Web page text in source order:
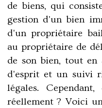
de biens, qui
gestion d'un bien
d'un propriétaire
au propriétaire de
de son bien, tout en
d'esprit et un suivi
légales.
réellement ? Voici